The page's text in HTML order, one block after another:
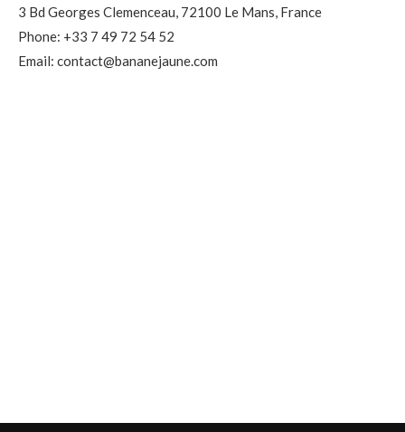
3 Bd Georges Clemenceau, 72100 Le Mans, France
Phone: +33 7 49 72 54 52
Email: contact@bananejaune.com